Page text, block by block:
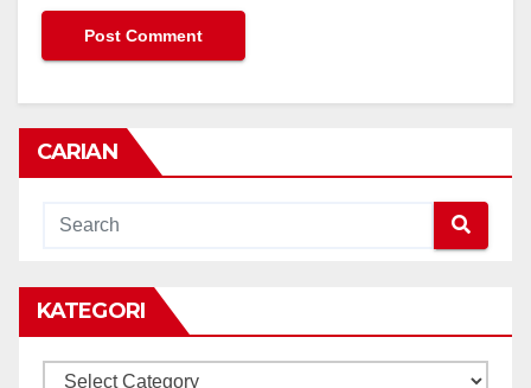
CARIAN
KATEGORI
KATEGORI